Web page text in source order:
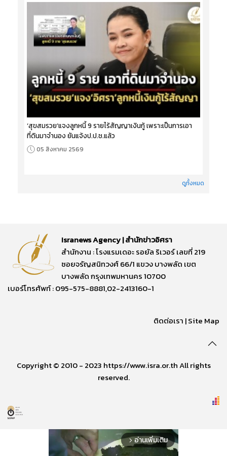
‘สุขสมรวย’แจงลูกหนี้ 9 รายไร้สัญญาเงินกู้ เพราะเป็นการเอา
ที่ดินมาจำนอง ยันแจ้งป.ป.ช.แล้ว
05 สิงหาคม 2569
ดูทั้งหมด
Isranews Agency | สำนักข่าวอิศรา
สำนักงาน : โรงแรมเดอะ รอยัล ริเวอร์ เลขที่ 219
ซอยจรัญสนิทวงศ์ 66/1 แขวง บางพลัด เขต
บางพลัด กรุงเทพมหานคร 10700
เบอร์โทรศัพท์ : 095-575-8881,02-2413160-1
ติดต่อเรา |Site Map
Copyright © 2010 - 2023 https://www.isra.or.th All rights
reserved.
arrow_forward_ios อ่านเพิ่มเติม